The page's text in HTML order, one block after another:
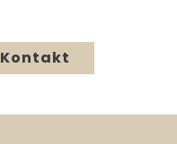
Kontakt